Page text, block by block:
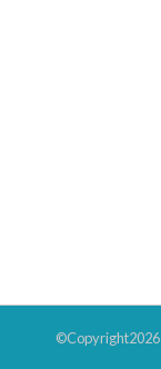
©Copyright2026